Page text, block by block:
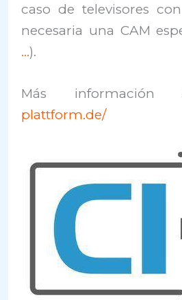
caso de televisores
necesaria una CAM
…).
Más
plattform.de/